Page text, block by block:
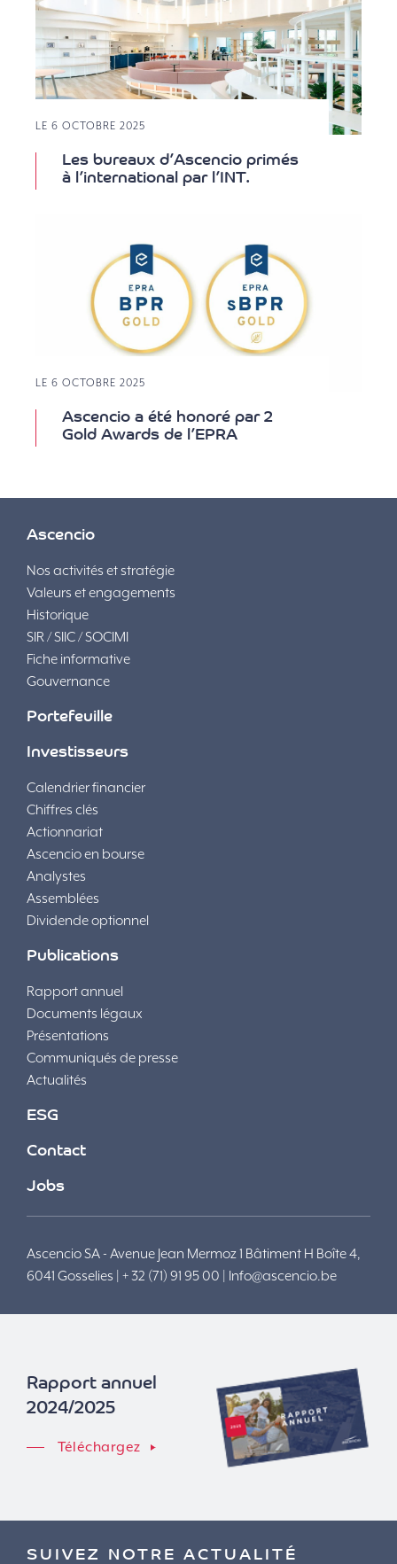
LE 6 OCTOBRE 2025
Les bureaux d’Ascencio primés
à l’international par l’INT.
LE 6 OCTOBRE 2025
Ascencio a été honoré par 2
Gold Awards de l’EPRA
Ascencio
Nos activités et stratégie
Valeurs et engagements
Historique
SIR / SIIC / SOCIMI
Fiche informative
Gouvernance
Portefeuille
Investisseurs
Calendrier financier
Chiffres clés
Actionnariat
Ascencio en bourse
Analystes
Assemblées
Dividende optionnel
Publications
Rapport annuel
Documents légaux
Présentations
Communiqués de presse
Actualités
ESG
Contact
Jobs
Ascencio SA - Avenue Jean Mermoz 1 Bâtiment H Boîte 4,
6041 Gosselies | + 32 (71) 91 95 00 | Info@ascencio.be
Rapport annuel
2024/2025
Téléchargez
SUIVEZ NOTRE ACTUALITÉ